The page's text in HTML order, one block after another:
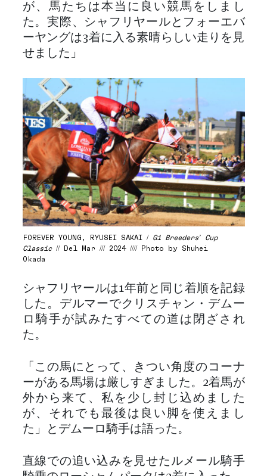
が、馬たちは本当に良い競馬をしまし
た。実際、シャフリヤールとフォーエバ
ーヤングは3着に入る素晴らしい走りを見
せました」
FOREVER YOUNG, RYUSEI SAKAI / G1 Breeders’ Cup
Classic// Del Mar /// 2024 //// Photo by Shuhei
Okada
シャフリヤールは1年前と同じ着順を記録
した。デルマーでクリスチャン・デムー
ロ騎手が試みたすべての道は閉ざされ
た。
「この馬にとって、きつい角度のコーナ
ーがある馬場は厳しすぎました。2着馬が
外から来て、私を少し封じ込めました
が、それでも最後は良い脚を使えまし
た」とデムーロ騎手は語った。
直線での追い込みを見せたルメール騎手